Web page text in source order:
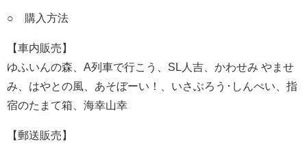
○ 購入方法
【車内販売】
ゆふいんの森、A列車で行こう、SL人吉、かわせみ やませ
み、はやとの風、あそぼーい！、いさぶろう･しんぺい、指
宿のたまて箱、海幸山幸
【郵送販売】